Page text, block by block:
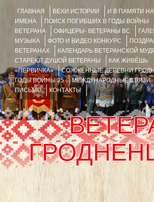
ГЛАВНАЯ ВЕХИ ИСТОРИИ
И В ПАМЯТИ
ИМЕНА
ПОИСК ПОГИБШИХ В ГОДЫ ВОЙНЫ
ВЕТЕРАНА
ОФИЦЕРЫ- ВЕТЕРАНЫ ВС
МУЗЫКА
ФОТО И ВИДЕО КОНКУРС
ВЕТЕРАНАХ
КАЛЕНДАРЬ ВЕТЕРАНСКОЙ
СТАРЕЮТ ДУШОЙ ВЕТЕРАНЫ
КАК ЖИВЁШЬ
«ПЕРВИЧКА»
СОЖЖЁННЫЕ ДЕРЕВНИ
ГОДЫ ВОЙНЫ 35
МЕЖДУНАРОДНЫЕ СВЯЗИ
ПИСЬМО
КОНТАКТЫ